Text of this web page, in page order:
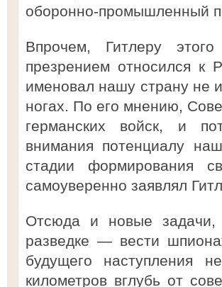
оборонно-промышленный
Впрочем, Гитлеру
презрением относился
именовал нашу страну не
ногах. По его мнению,
германских войск, и
внимания потенциалу
стадии формирования
самоуверенно заявлял
Отсюда и новые задачи,
разведке — вести
будущего наступления
километров вглубь от